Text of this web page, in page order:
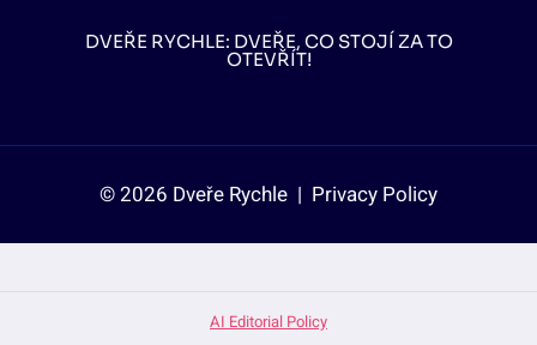
DVEŘE RYCHLE: DVEŘE, CO STOJÍ ZA TO
OTEVŘÍT!
© 2026 Dveře Rychle | Privacy Policy
AI Editorial Policy